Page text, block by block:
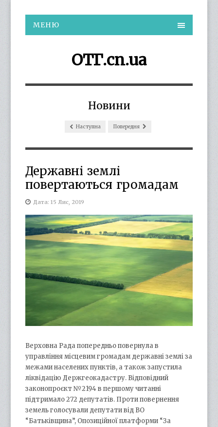
МЕНЮ
ОТГ.cn.ua
Новини
Наступна Попередня
Державні землі
повертаються громадам
Дата: 15 Лис, 2019
Верховна Рада попередньо повернула в
управління місцевим громадам державні землі за
межами населених пунктів, а також запустила
ліквідацію Держгеокадастру. Відповідний
законопроєкт №2194 в першому читанні
підтримало 272 депутатів. Проти повернення
земель голосували депутати від ВО
“Батьківщина”, Опозиційної платформи “За